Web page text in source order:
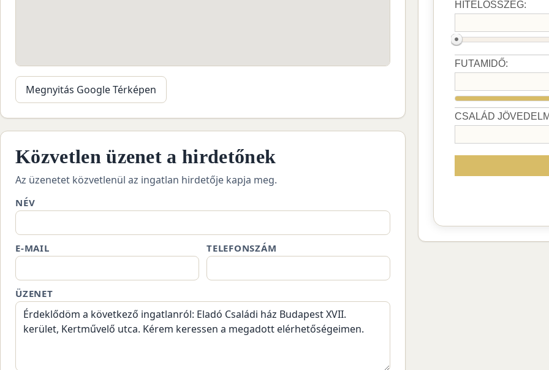
Megnyitás Google Térképen
Közvetlen üzenet a hirdetőnek
Az üzenetet közvetlenül az ingatlan hirdetője kapja meg.
NÉV
E-MAIL TELEFONSZÁM
ÜZENET